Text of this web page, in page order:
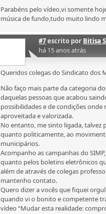
Parabéns pelo vídeo,vi somente
música de fundo,tudo muito lindo
#7escrito por Bitisa
há 15 anos atrás
Queridos colegas do Sindicato dos
Não faço mais parte da categoria
daquelas pessoas que acabou
possibilidades e de condições onde
aproveitada e valorizada.
No entanto, me sinto ligada, talvez
quanto politicamente, ao
municipários.
Acompanho as campanhas do
quanto pelos boletins eletrônicos
além de através de colegas
mantenho contato.
Quero dizer a vocês que fiquei
quando vi o bonito e competente
vídeo “Mudar esta realidade: